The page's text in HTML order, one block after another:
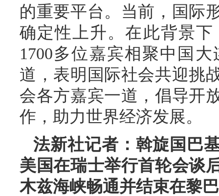
的重要平台。当前，国际
确定性上升。在此背景
1700多位嘉宾相聚中国
道，表明国际社会共迎挑
会各方嘉宾一道，倡导开
作，助力世界经济发展。
法新社记者：斡旋国巴
美国在瑞士举行首轮会谈
木兹海峡畅通并结束在黎